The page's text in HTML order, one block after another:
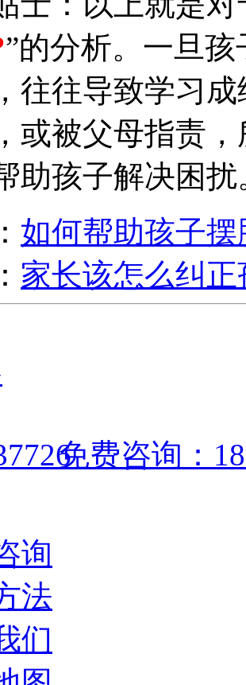
”的分析。一旦
往往导致学习
或被父母指责
助孩子解决困扰
如何帮助孩子摆
家长该怎么纠
免费咨询：
询
法
们